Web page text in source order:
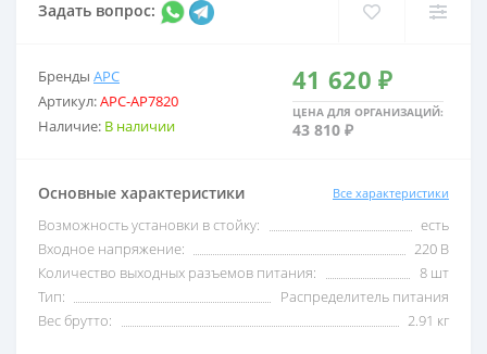
3 кВА
8 кВА
С внешними акб
Со встроенными акб
Со стабилизатором
Задать вопрос:
Бренды APC
Артикул:APC-AP7820
Наличие: В наличии
41 620 ₽
ЦЕНА ДЛЯ ОРГАНИЗАЦИЙ:
43 810 ₽
Основные характеристики Все характеристики
Возможность установки в стойку:
есть
Входное напряжение:
220 В
Количество выходных разъемов питания:
8 шт
Тип:
Распределитель питания
Вес брутто:
2.91 кг